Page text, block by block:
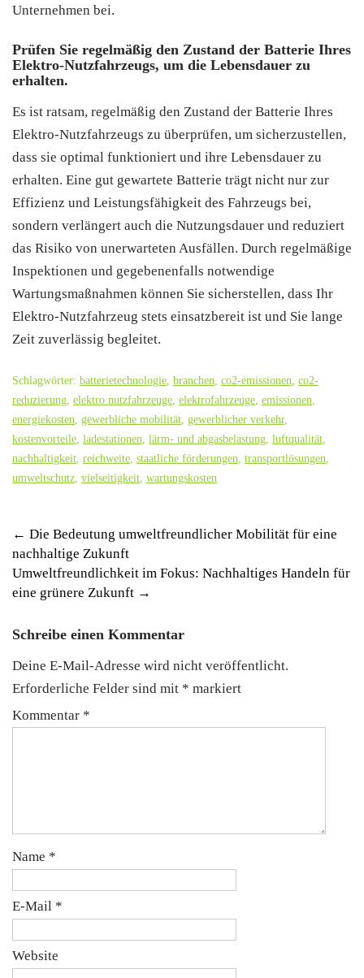
Unternehmen bei.
Prüfen Sie regelmäßig den Zustand der Batterie Ihres
Elektro-Nutzfahrzeugs, um die Lebensdauer zu
erhalten.
Es ist ratsam, regelmäßig den Zustand der Batterie Ihres
Elektro-Nutzfahrzeugs zu überprüfen, um sicherzustellen,
dass sie optimal funktioniert und ihre Lebensdauer zu
erhalten. Eine gut gewartete Batterie trägt nicht nur zur
Effizienz und Leistungsfähigkeit des Fahrzeugs bei,
sondern verlängert auch die Nutzungsdauer und reduziert
das Risiko von unerwarteten Ausfällen. Durch regelmäßige
Inspektionen und gegebenenfalls notwendige
Wartungsmaßnahmen können Sie sicherstellen, dass Ihr
Elektro-Nutzfahrzeug stets einsatzbereit ist und Sie lange
Zeit zuverlässig begleitet.
Schlagwörter: batterietechnologie branchen co2-emissionen co2-
reduzierung elektro nutzfahrzeuge elektrofahrzeuge emissionen
energiekosten gewerbliche mobilität gewerblicher verkehr,
kostenvorteile ladestationen lärm- und abgasbelastung luftqualität
nachhaltigkeit reichweite staatliche förderungen transportlösungen
umweltschutz vielseitigkeit wartungskosten
Post
navigation
← Die Bedeutung umweltfreundlicher Mobilität für eine
nachhaltige Zukunft
Umweltfreundlichkeit im Fokus: Nachhaltiges Handeln für
eine grünere Zukunft →
Schreibe einen Kommentar
Deine E-Mail-Adresse wird nicht veröffentlicht.
Erforderliche Felder sind mit * markiert
Kommentar *
Name *
E-Mail *
Website